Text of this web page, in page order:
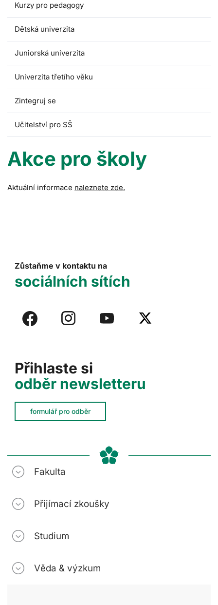
Kurzy pro pedagogy
Dětská univerzita
Juniorská univerzita
Univerzita třetího věku
Zintegruj se
Učitelství pro SŠ
Akce pro školy
Aktuální informace naleznete zde.
Přihlaste si
odběr newsletteru
formulář pro odběr
Zůstaňme v kontaktu na
sociálních sítích
Fakulta
Přijímací zkoušky
Studium
Věda & výzkum